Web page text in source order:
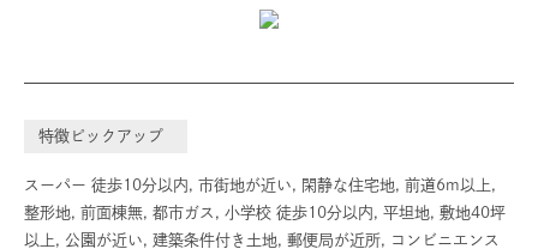
特徴ピックアップ
スーパー 徒歩10分以内, 市街地が近い, 閑静な住宅地, 前道6m以上,
整形地, 前面棟無, 都市ガス, 小学校 徒歩10分以内, 平坦地, 敷地40坪
以上, 公園が近い, 建築条件付き土地, 郵便局が近所, コンビニエンス